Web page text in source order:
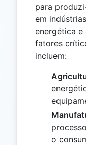
para
em
energética
fatores
incluem:
o